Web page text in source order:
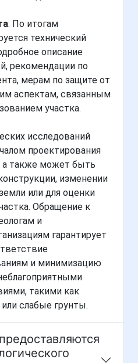
: По итогам
технический
описание
рекомендации по
мерам по защите от
аспектам, связанным
участка.
исследований
проектирования
а также может быть
изменении
или для оценки
Обращение к
и
гарантирует
и минимизацию
такими как
слабые грунты.